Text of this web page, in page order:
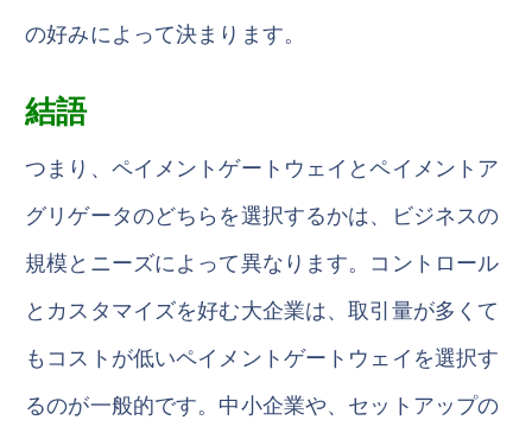
の好みによって決まります。
結語
つまり、ペイメントゲートウェイとペイメントア
グリゲータのどちらを選択するかは、ビジネスの
規模とニーズによって異なります。コントロール
とカスタマイズを好む大企業は、取引量が多くて
もコストが低いペイメントゲートウェイを選択す
るのが一般的です。中小企業や、セットアップの